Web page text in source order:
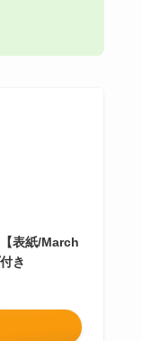
表紙/March
き